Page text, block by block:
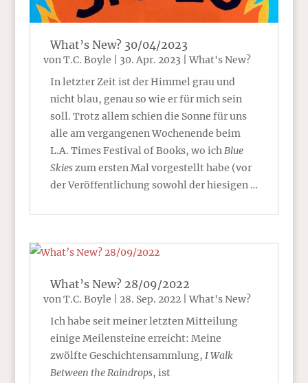
What’s New? 30/04/2023
von T.C. Boyle 30. Apr. 2023 |What's New?
In letzter Zeit ist der Himmel grau und
nicht blau, genau so wie er für mich sein
soll. Trotz allem schien die Sonne für uns
alle am vergangenen Wochenende beim
L.A. Times Festival of Books, wo ich Blue
Skieszum ersten Mal vorgestellt habe (vor
der Veröffentlichung sowohl der hiesigen …
What’s New? 28/09/2022
vonT.C. Boyle 28. Sep. 2022|What's New?
Ich habe seit meiner letzten Mitteilung
einige Meilensteine erreicht: Meine
zwölfte Geschichtensammlung, I Walk
Between the Raindrops, ist